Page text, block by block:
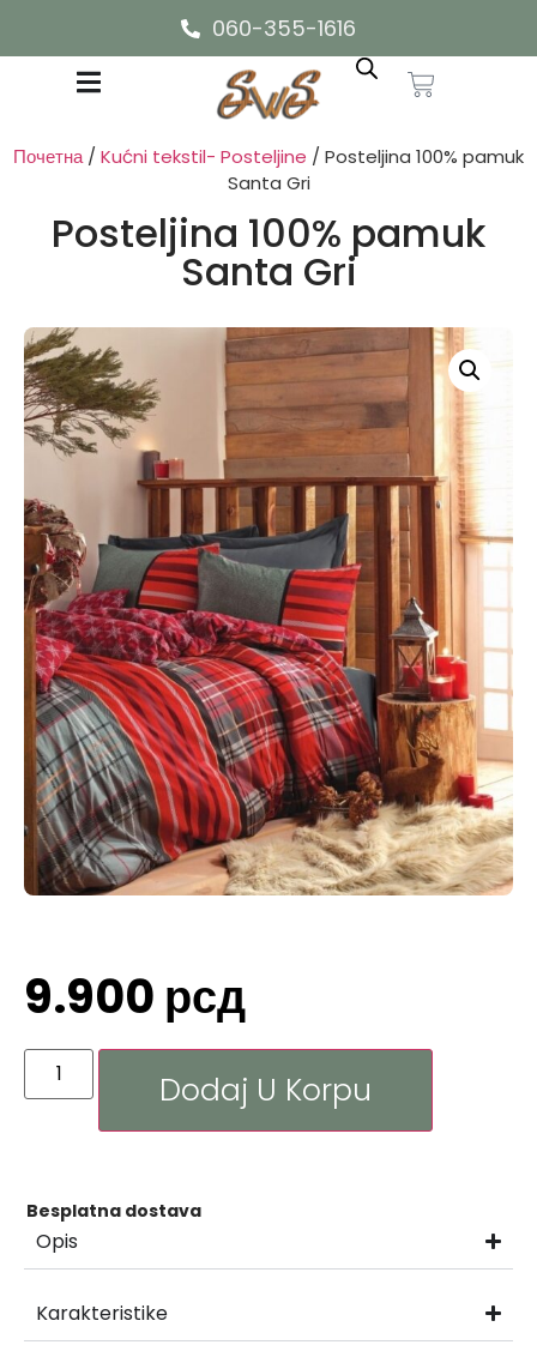
060-355-1616
Почетна/Kućni tekstil- Posteljine / Posteljina 100% pamuk
Santa Gri
Posteljina 100% pamuk
Santa Gri
9.900 рсд
Dodaj U Korpu
Besplatna dostava
Opis
Karakteristike